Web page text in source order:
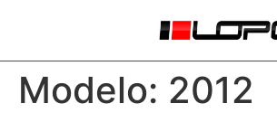
Modelo: 2012